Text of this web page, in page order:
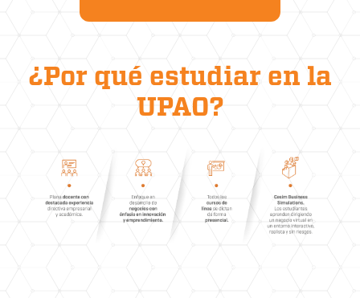
¿Por qué estudiar en la
UPAO?